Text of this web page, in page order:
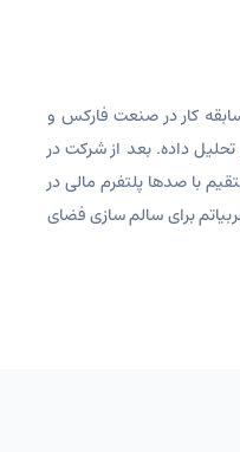
هستم با 12 سال سابقه کار در صنعت فارکس و
داده. بعد از شرکت در
با صدها پلتفرم مالی در
برای سالم سازی فضای